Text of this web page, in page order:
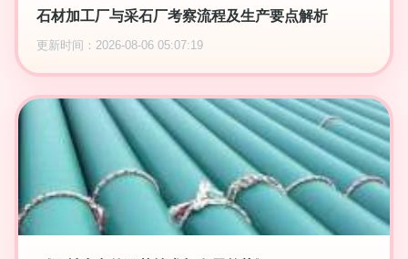
石材加工厂与采石厂考察流程及生产要点解析
更新时间：2026-08-06 05:07:19